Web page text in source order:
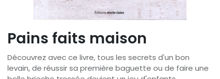
Pains faits maison
Découvrez avec ce livre, tous les secrets d'un bon
levain, de réussir sa première baguette ou de faire une